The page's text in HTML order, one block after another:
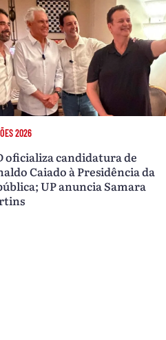
2026
oficializa candidatura de
Caiado à Presidência da
UP anuncia Samara